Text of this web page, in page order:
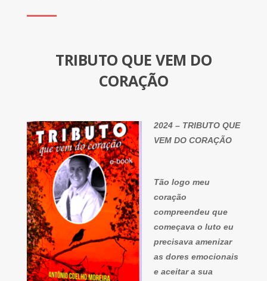
TRIBUTO QUE VEM DO
CORAÇÃO
2024 – TRIBUTO QUE
VEM DO CORAÇÃO
Tão logo meu
coração
compreendeu que
começava o luto eu
precisava amenizar
as dores emocionais
e aceitar a sua